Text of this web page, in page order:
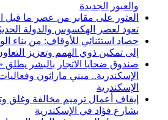
والعبور الجديدة
العثور على مقابر من عصر ما قبل
تعود لعصر الهكسوس والدولة
حصاد استثنائي للأوقاف: من بناء
إلى تمكين ذوي الهمم وتعزيز
صندوق ضحايا الاتجار بالبشر
الإسكندرية.. ميني ماراثون
الإسكندرية
إيقاف أعمال ترميم مخالفة وغلق
بشارع فؤاد في الإسكندرية